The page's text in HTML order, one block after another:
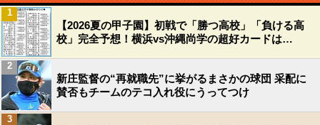
【2026夏の甲子園】初戦で「勝つ高校」「負ける高
校」完全予想！横浜vs沖縄尚学の超好カードは…
1
新庄監督の“再就職先”に挙がるまさかの球団 采配に
賛否もチームのテコ入れ役にうってつけ
2
3